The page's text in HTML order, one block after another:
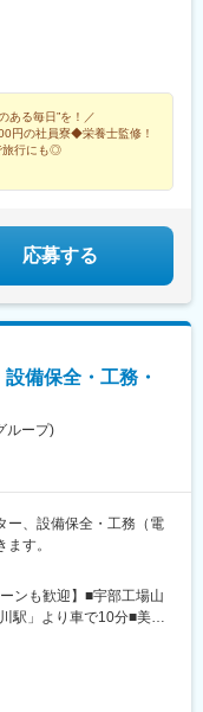
ある毎日”を！／
円の社員寮◆栄養士監修！
旅行にも◎
応募する
備保全・工務・
ループ)
ー、設備保全・工務（電
す。
ンも歓迎】■宇部工場山
駅」より車で10分■美祢
祢IC」から車で5分■千
五井駅」より車で20分※